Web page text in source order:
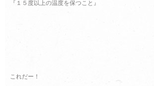
『１５度以上の温度を保つこと』
これだー！